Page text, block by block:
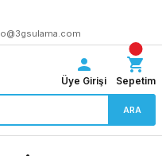
ARA
Üye Girişi Sepetim